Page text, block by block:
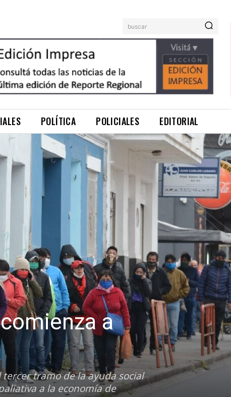
buscar
POLÍTICA POLICIALES EDITORIAL
a
tramo de la ayuda social
a la economía de